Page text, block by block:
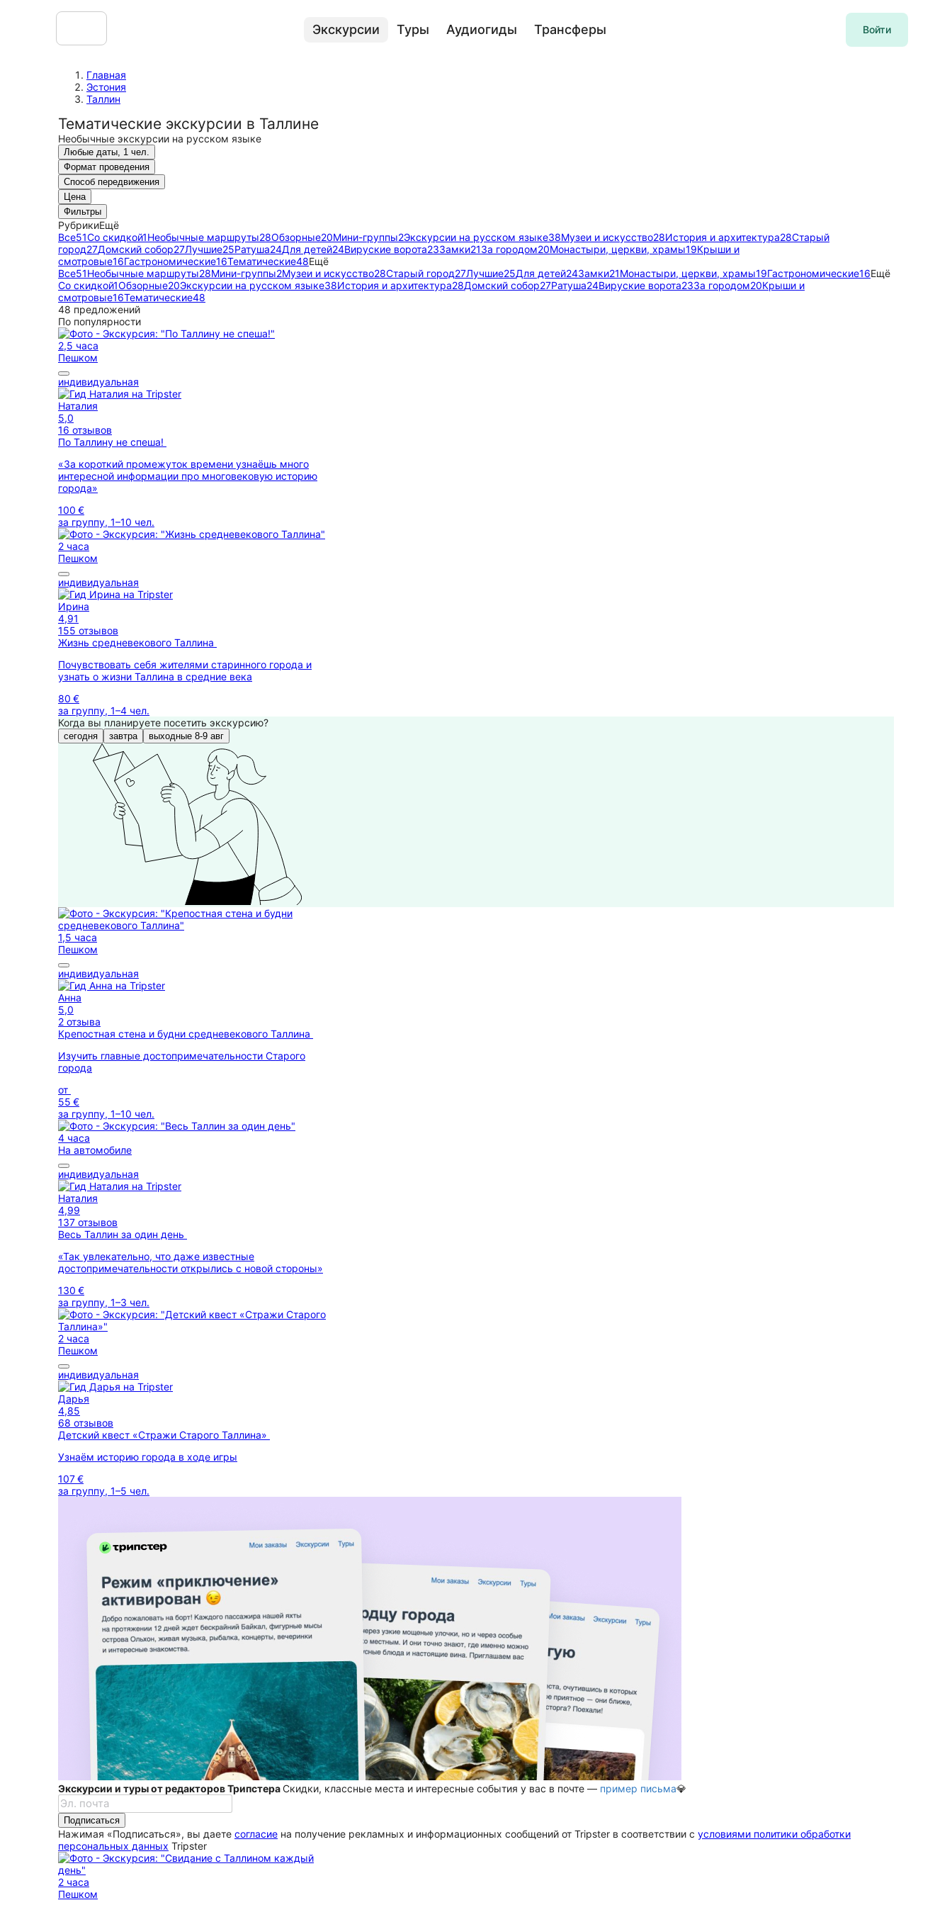
Экскурсии Туры Аудиогиды Трансферы Войти
Главная
Эстония
Таллин
Тематические экскурсии в Таллине
Необычные экскурсии на русском языке
Любые даты, 1 чел.
Формат проведения
Способ передвижения
Цена
Фильтры
РубрикиЕщё
Все51Со скидкой1Необычные маршруты28Обзорные20Мини-группы2Экскурсии на русском языке38Музеи и искусство28История и архитектура28Старый
город27Домский собор27Лучшие25Ратуша24Для детей24Вируские ворота23Замки21За городом20Монастыри, церкви, храмы19Крыши и
смотровые16Гастрономические16Тематические48Ещё
Все51Необычные маршруты28Мини-группы2Музеи и искусство28Старый город27Лучшие25Для детей24Замки21Монастыри, церкви, храмы19Гастрономические16Ещё
Со скидкой1Обзорные20Экскурсии на русском языке38История и архитектура28Домский собор27Ратуша24Вируские ворота23За городом20Крыши и
смотровые16Тематические48
48 предложений
По популярности
2,5 часа
Пешком
индивидуальная
Наталия
5,0
16 отзывов
По Таллину не спеша!
«За короткий промежуток времени узнаёшь много
интересной информации про многовековую историю
города»
100 €
за группу, 1–10 чел.
2 часа
Пешком
индивидуальная
Ирина
4,91
155 отзывов
Жизнь средневекового Таллина
Почувствовать себя жителями старинного города и
узнать о жизни Таллина в средние века
80 €
за группу, 1–4 чел.
Когда вы планируете посетить экскурсию?
сегодня завтра выходные 8-9 авг
1,5 часа
Пешком
индивидуальная
Анна
5,0
2 отзыва
Крепостная стена и будни средневекового Таллина
Изучить главные достопримечательности Старого
города
от
55 €
за группу, 1–10 чел.
4 часа
На автомобиле
индивидуальная
Наталия
4,99
137 отзывов
Весь Таллин за один день
«Так увлекательно, что даже известные
достопримечательности открылись с новой стороны»
130 €
за группу, 1–3 чел.
2 часа
Пешком
индивидуальная
Дарья
4,85
68 отзывов
Детский квест «Стражи Старого Таллина»
Узнаём историю города в ходе игры
107 €
за группу, 1–5 чел.
Экскурсии и туры от редакторов ТрипстераСкидки, классные места и интересные события у вас в почте — пример письма💎
Подписаться
Нажимая «Подписаться», вы даете согласие на получение рекламных и информационных сообщений от Tripster в соответствии c условиями политики обработки
персональных данных Tripster
2 часа
Пешком